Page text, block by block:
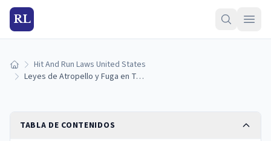
RL
Inicio Hit And Run Laws United States
Leyes de Atropello y Fuga en Tennessee: Sanciones y Qué Hacer
TABLA DE CONTENIDOS